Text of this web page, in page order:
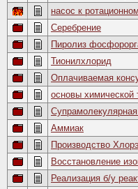
насос к
Серебрение
Пиролиз
Тионилхлорид
Оплачиваемая
основы химической
Аммиак
Производство
Восстановление
Реализация б/у